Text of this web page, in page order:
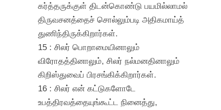
கர்த்தருக்குள் திடன்கொண்டு பயமில்லாமல்
திருவசனத்தைச் சொல்லும்படி அதிகமாய்த்
துணிந்திருக்கிறார்கள்.
15 : சிலர் பொறாமையினாலும்
விரோதத்தினாலும், சிலர் நல்மனதினாலும்
கிறிஸ்துவைப் பிரசங்கிக்கிறார்கள்.
16 : சிலர் என் கட்டுகளோடே
உபத்திரவத்தையுங்கூட்ட நினைத்து,